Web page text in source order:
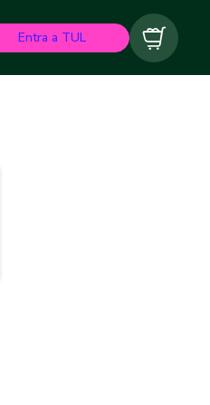
Entra a TUL Carrito